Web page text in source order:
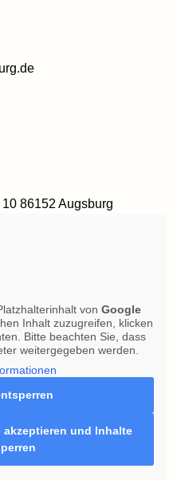
86152 Augsburg
von Google
Inhalt zuzugreifen, klicken
Bitte beachten Sie, dass
weitergegeben werden.
akzeptieren und Inhalte